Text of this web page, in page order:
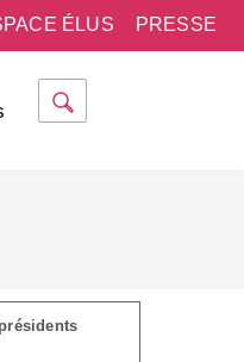
PRESSE
ÉLUS